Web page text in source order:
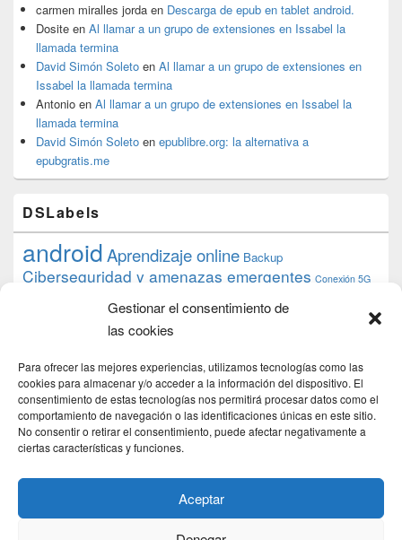
Gestionar el consentimiento de
las cookies
Para ofrecer las mejores experiencias, utilizamos tecnologías como las
cookies para almacenar y/o acceder a la información del dispositivo. El
consentimiento de estas tecnologías nos permitirá procesar datos como el
comportamiento de navegación o las identificaciones únicas en este sitio.
No consentir o retirar el consentimiento, puede afectar negativamente a
ciertas características y funciones.
Aceptar
carmen miralles jorda en Descarga de epub en tablet android.
Dosite en Al llamar a un grupo de extensiones en Issabel la
llamada termina
David Simón Soleto en Al llamar a un grupo de extensiones en
Issabel la llamada termina
Antonio en Al llamar a un grupo de extensiones en Issabel la
llamada termina
David Simón Soleto en epublibre.org: la alternativa a
epubgratis.me
DSLabels
androidAprendizaje online Backup
Ciberseguridad y amenazas emergentes Conexión 5G
datos debian desarrollo web
Formación Google
iphone
proyecto PS4 python Raspberryraspberrypi
raspbian review Servidor Web Sostenibilidad
tecnológicaTecnología torrent
transmissiontutorial ubuntu server Windows